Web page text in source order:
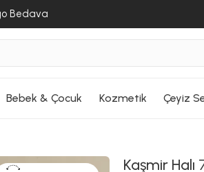
Bedava
Bebek & Çocuk Kozmetik Çeyiz
Kaşmir Halı